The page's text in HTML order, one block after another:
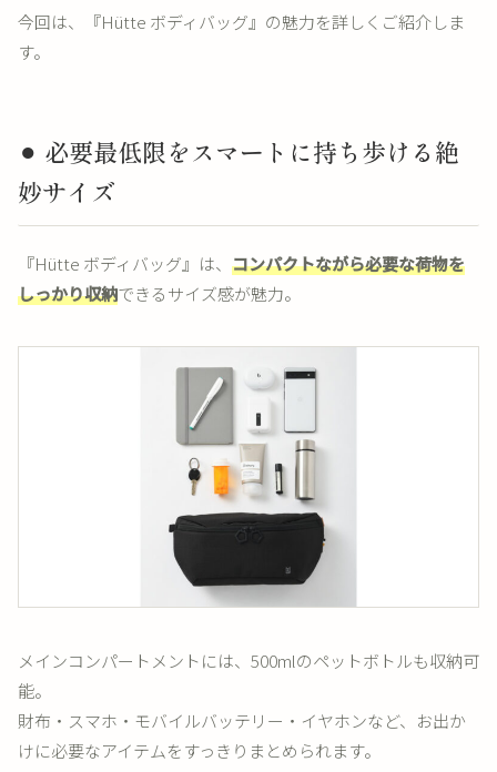
今回は、『Hütte ボディバッグ』の魅力を詳しくご紹介しま
す。
⚫︎ 必要最低限をスマートに持ち歩ける絶
妙サイズ
『Hütte ボディバッグ』は、 コンパクトながら必要な荷物を
しっかり収納できるサイズ感が魅力。
メインコンパートメントには、500mlのペットボトルも収納可
能。
財布・スマホ・モバイルバッテリー・イヤホンなど、お出か
けに必要なアイテムをすっきりまとめられます。